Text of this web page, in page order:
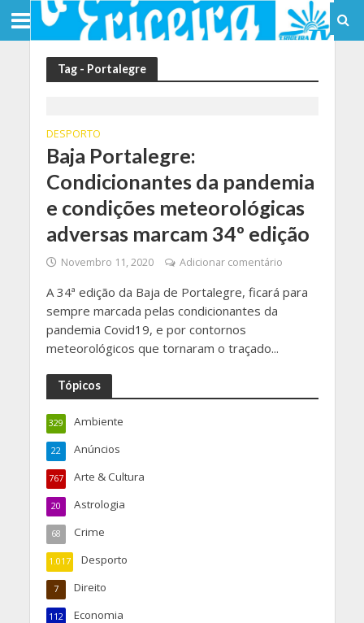
Tag - Portalegre
DESPORTO
Baja Portalegre:
Condicionantes da pandemia
e condições meteorológicas
adversas marcam 34º edição
Novembro 11, 2020 Adicionar comentário
A 34ª edição da Baja de Portalegre, ficará para
sempre marcada pelas condicionantes da
pandemia Covid19, e por contornos
meteorológicos que tornaram o traçado...
Tópicos
Ambiente
329
Anúncios
22
Arte & Cultura
767
Astrologia
20
Crime
68
Desporto
1.017
Direito
7
Economia
112